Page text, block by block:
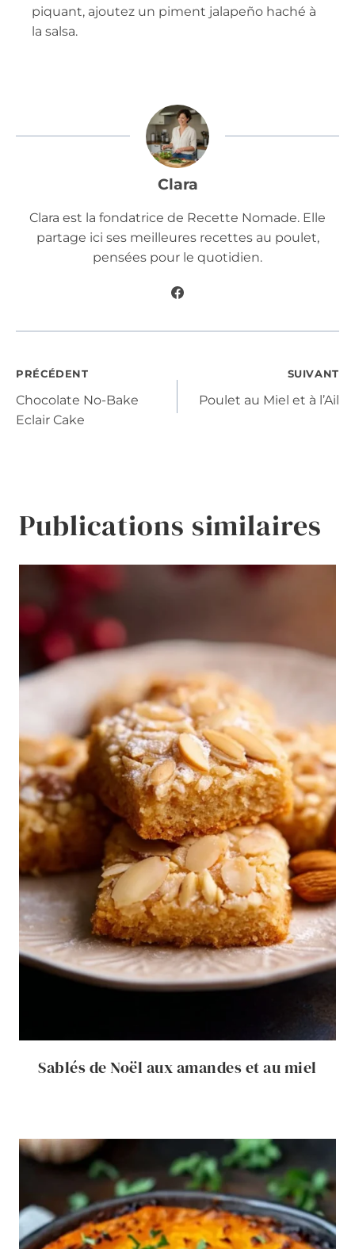
piquant, ajoutez un piment jalapeño haché à
la salsa.
Clara
Clara est la fondatrice de Recette Nomade. Elle
partage ici ses meilleures recettes au poulet,
pensées pour le quotidien.
Navigation
de
PRÉCÉDENT
Chocolate No-Bake
Eclair Cake
SUIVANT
Poulet au Miel et à l’Ail
Publications similaires
Sablés de Noël aux amandes et au miel